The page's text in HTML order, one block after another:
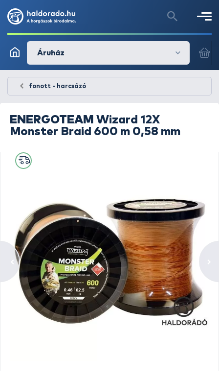
Áruház
fonott - harcsázó
ENERGOTEAM Wizard 12X
Monster Braid 600 m 0,58 mm